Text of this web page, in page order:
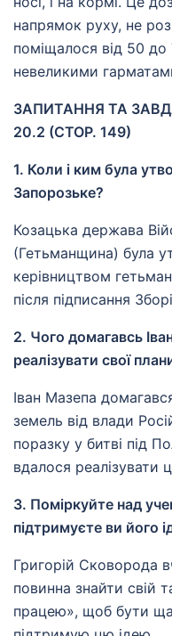
напрямок руху, не
поміщалося від 50 до
невеликими
ЗАПИТАННЯ ТА
20.2 (СТОР. 149)
1. Коли і ким була
Запорозьке?
Козацька держава
(Гетьманщина) була
керівництвом
після підписання
2. Чого домагавсь
реалізувати свої
Іван Мазепа
земель від влади
поразку у битві під
вдалося реалізувати
3. Поміркуйте над
підтримуєте ви його
Григорій Сковорода
повинна знайти свій
працею», щоб бути